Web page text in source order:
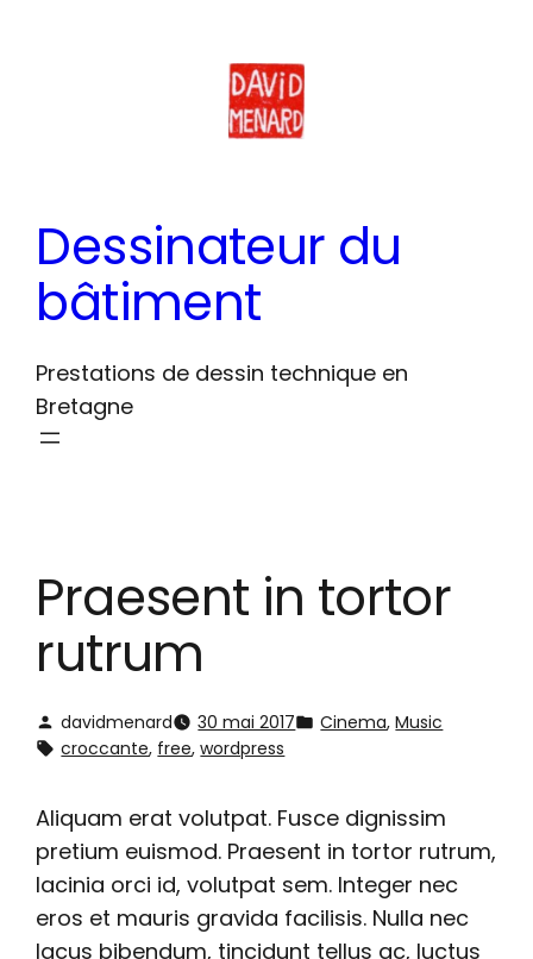
Dessinateur du
bâtiment
Prestations de dessin technique en
Bretagne
Praesent in tortor
rutrum
davidmenard 30 mai 2017 Cinema, Music
croccante, free, wordpress
Aliquam erat volutpat. Fusce dignissim
pretium euismod. Praesent in tortor rutrum,
lacinia orci id, volutpat sem. Integer nec
eros et mauris gravida facilisis. Nulla nec
lacus bibendum, tincidunt tellus ac, luctus